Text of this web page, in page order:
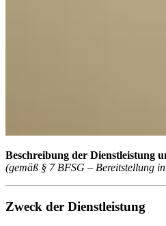
Beschreibung der Dienstleistung
(gemäß § 7 BFSG – Bereitstellung
Zweck der Dienstleistung